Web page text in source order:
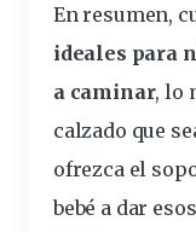
En resumen,
ideales para
a caminar, lo
calzado que
ofrezca el
bebé a dar